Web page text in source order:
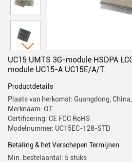
UC15 UMTS 3G-module HSDPA
module UC15-A UC15E/A/T
Productdetails
Plaats van herkomst: Guangdong, China,
Merknaam: QT
Certificering: CE FCC RoHS
Modelnummer: UC15EC-128-STD
Betaling & het Verschepen Termijnen
Min. bestelaantal: 5 stuks